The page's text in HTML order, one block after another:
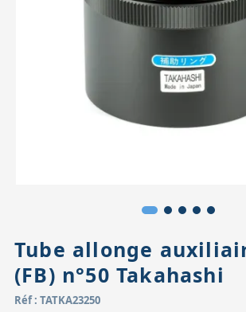
Accessoires pour montures
Tube allonge
(FB) n°50 Takahashi
Réf : TATKA23250